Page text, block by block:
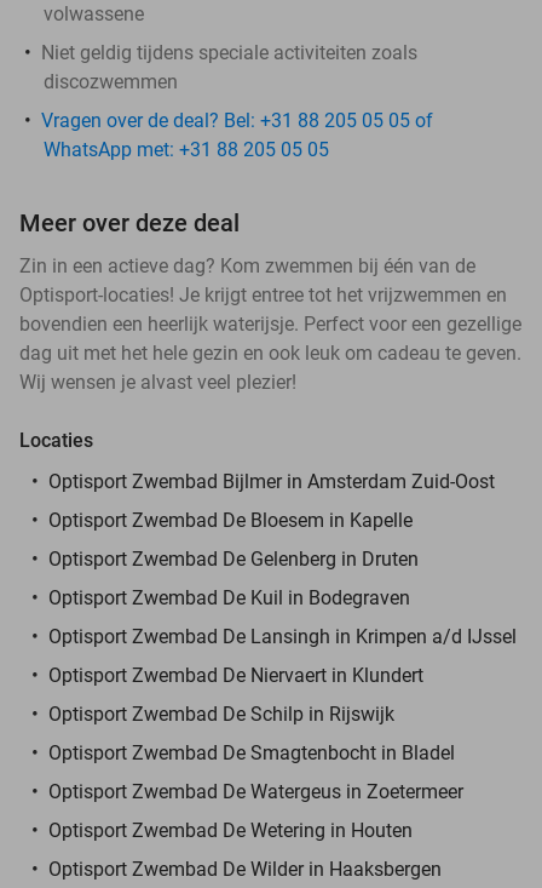
volwassene
Niet geldig tijdens speciale activiteiten zoals
discozwemmen
Vragen over de deal? Bel: +31 88 205 05 05 of
WhatsApp met: +31 88 205 05 05
Meer over deze deal
Zin in een actieve dag? Kom zwemmen bij één van de
Optisport-locaties! Je krijgt entree tot het vrijzwemmen en
bovendien een heerlijk waterijsje. Perfect voor een gezellige
dag uit met het hele gezin en ook leuk om cadeau te geven.
Wij wensen je alvast veel plezier!
Locaties
Optisport Zwembad Bijlmer in Amsterdam Zuid-Oost
Optisport Zwembad De Bloesem in Kapelle
Optisport Zwembad De Gelenberg in Druten
Optisport Zwembad De Kuil in Bodegraven
Optisport Zwembad De Lansingh in Krimpen a/d IJssel
Optisport Zwembad De Niervaert in Klundert
Optisport Zwembad De Schilp in Rijswijk
Optisport Zwembad De Smagtenbocht in Bladel
Optisport Zwembad De Watergeus in Zoetermeer
Optisport Zwembad De Wetering in Houten
Optisport Zwembad De Wilder in Haaksbergen